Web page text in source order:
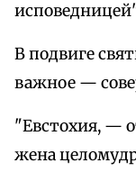
В подвиге
важное —
"Евстохия, —
жена